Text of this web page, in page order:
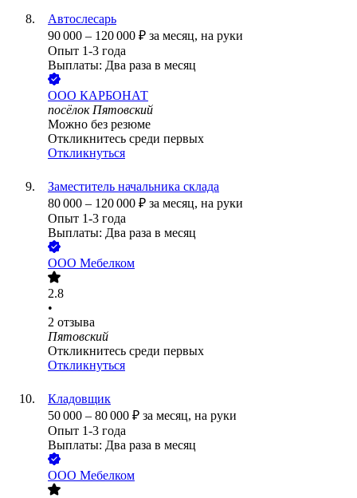
Автослесарь
90 000 – 120 000 ₽ за месяц, на руки
Опыт 1-3 года
Выплаты: Два раза в месяц
ООО КАРБОНАТ
посёлок Пятовский
Можно без резюме
Откликнитесь среди первых
Откликнуться
Заместитель начальника склада
80 000 – 120 000 ₽ за месяц, на руки
Опыт 1-3 года
Выплаты: Два раза в месяц
ООО Мебелком
2.8
•
2 отзыва
Пятовский
Откликнитесь среди первых
Откликнуться
Кладовщик
50 000 – 80 000 ₽ за месяц, на руки
Опыт 1-3 года
Выплаты: Два раза в месяц
ООО Мебелком